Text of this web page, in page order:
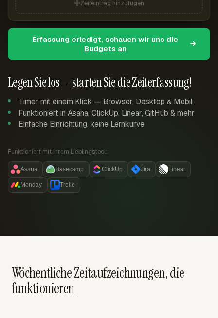
Legen Sie los — starten Sie die Zeiterfassung!
Timer mit einem Klick — Browser, Desktop & Mobil
Funktioniert in Asana, ClickUp, Linear, GitHub & mehr
Einfache Einrichtung, keine Lernkurve
Funktioniert mit Ihrem Lieblingstool:
Asana Basecamp ClickUp Jira Linear
Monday Trello
Zeiteintrag hinzufügen
Erfassung erledigt, schauen wir uns die
Budgets an
Wöchentliche Zeitaufzeichnungen, die
funktionieren